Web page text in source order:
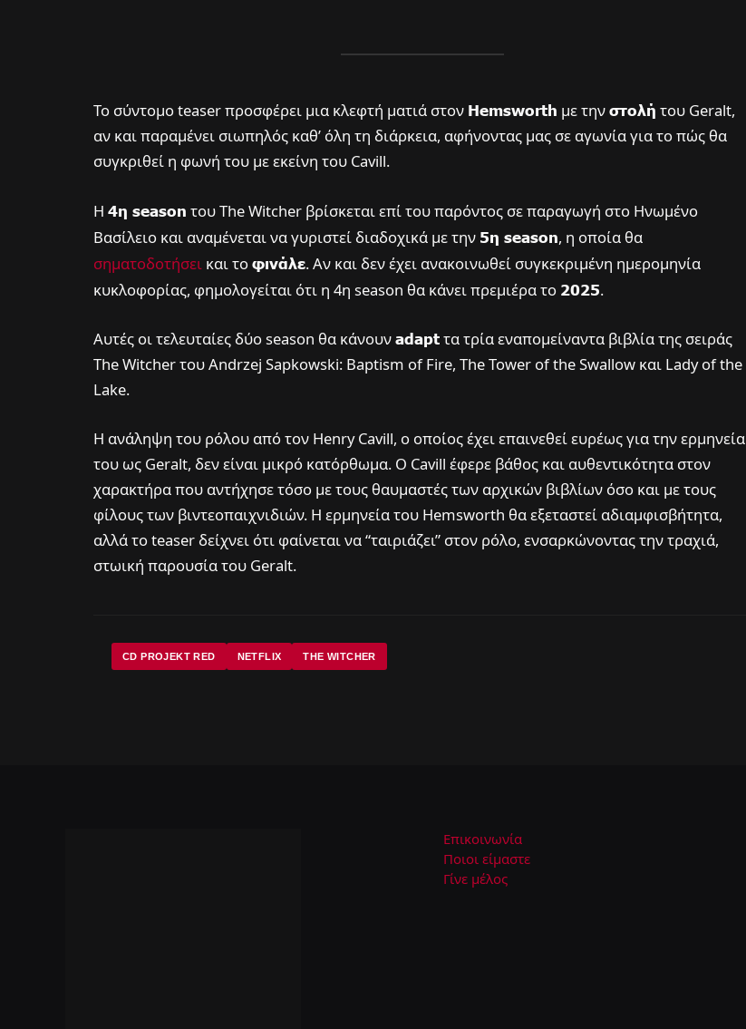
Το σύντομο teaser προσφέρει μια κλεφτή ματιά στον Hemsworth με τηνστολή του Geralt,
αν και παραμένει σιωπηλός καθ’ όλη τη διάρκεια, αφήνοντας μας σε αγωνία για το πώς θα
συγκριθεί η φωνή του με εκείνη του Cavill.
Η 4η season του The Witcher βρίσκεται επί του παρόντος σε παραγωγή στο Ηνωμένο
Βασίλειο και αναμένεται να γυριστεί διαδοχικά με την 5η season, η οποία θα
σηματοδοτήσει και τοφινάλε. Αν και δεν έχει ανακοινωθεί συγκεκριμένη ημερομηνία
κυκλοφορίας, φημολογείται ότι η 4η season θα κάνει πρεμιέρα το 2025.
Αυτές οι τελευταίες δύο season θα κάνουνadaptτα τρία εναπομείναντα βιβλία της σειράς
The Witcher του Andrzej Sapkowski: Baptism of Fire, The Tower of the Swallow και Lady of the
Lake.
Η ανάληψη του ρόλου από τον Henry Cavill, ο οποίος έχει επαινεθεί ευρέως για την ερμηνεία
του ως Geralt, δεν είναι μικρό κατόρθωμα. Ο Cavill έφερε βάθος και αυθεντικότητα στον
χαρακτήρα που αντήχησε τόσο με τους θαυμαστές των αρχικών βιβλίων όσο και με τους
φίλους των βιντεοπαιχνιδιών. Η ερμηνεία του Hemsworth θα εξεταστεί αδιαμφισβήτητα,
αλλά το teaser δείχνει ότι φαίνεται να “ταιριάζει” στον ρόλο, ενσαρκώνοντας την τραχιά,
στωική παρουσία του Geralt.
CD PROJEKT RED NETFLIX THE WITCHER
Επικοινωνία
Ποιοι είμαστε
Γίνε μέλος